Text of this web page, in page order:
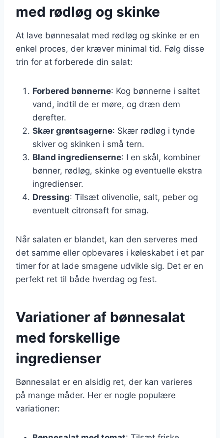
med rødløg og skinke
At lave bønnesalat med rødløg og skinke er en
enkel proces, der kræver minimal tid. Følg disse
trin for at forberede din salat:
Forbered bønnerne: Kog bønnerne i saltet
vand, indtil de er møre, og dræn dem
derefter.
Skær grøntsagerne: Skær rødløg i tynde
skiver og skinken i små tern.
Bland ingredienserne: I en skål, kombiner
bønner, rødløg, skinke og eventuelle ekstra
ingredienser.
Dressing: Tilsæt olivenolie, salt, peber og
eventuelt citronsaft for smag.
Når salaten er blandet, kan den serveres med
det samme eller opbevares i køleskabet i et par
timer for at lade smagene udvikle sig. Det er en
perfekt ret til både hverdag og fest.
Variationer af bønnesalat
med forskellige
ingredienser
Bønnesalat er en alsidig ret, der kan varieres
på mange måder. Her er nogle populære
variationer: